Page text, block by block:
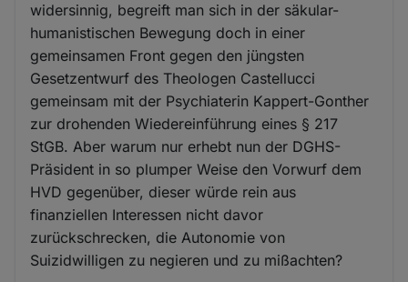
widersinnig, begreift man sich in der säkular-
humanistischen Bewegung doch in einer
gemeinsamen Front gegen den jüngsten
Gesetzentwurf des Theologen Castellucci
gemeinsam mit der Psychiaterin Kappert-Gonther
zur drohenden Wiedereinführung eines § 217
StGB. Aber warum nur erhebt nun der DGHS-
Präsident in so plumper Weise den Vorwurf dem
HVD gegenüber, dieser würde rein aus
finanziellen Interessen nicht davor
zurückschrecken, die Autonomie von
Suizidwilligen zu negieren und zu mißachten?